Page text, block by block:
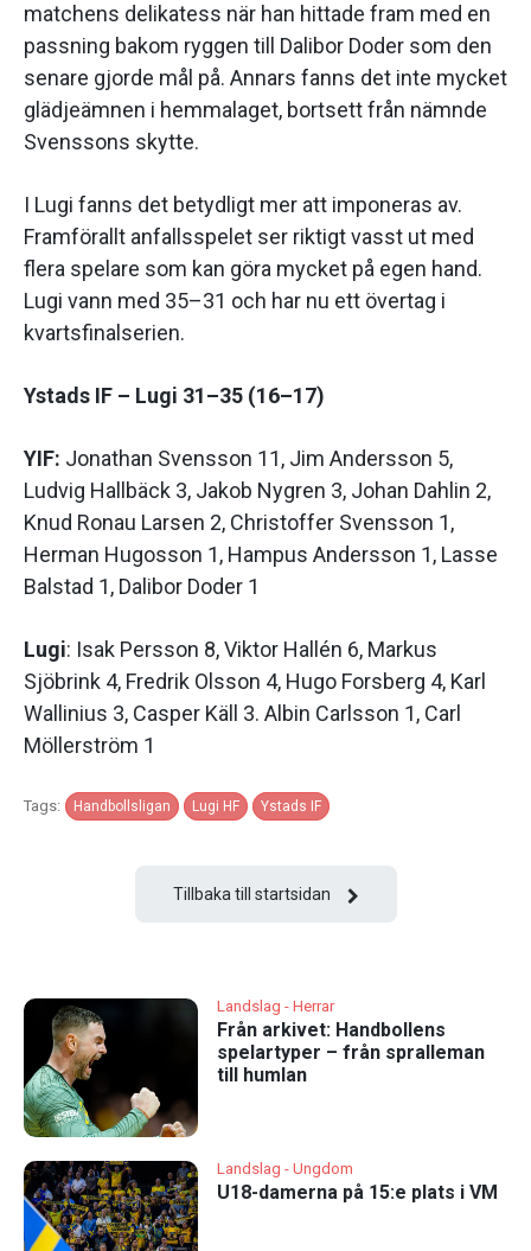
matchens delikatess när han hittade fram med en
passning bakom ryggen till Dalibor Doder som den
senare gjorde mål på. Annars fanns det inte mycket
glädjeämnen i hemmalaget, bortsett från nämnde
Svenssons skytte.
I Lugi fanns det betydligt mer att imponeras av.
Framförallt anfallsspelet ser riktigt vasst ut med
flera spelare som kan göra mycket på egen hand.
Lugi vann med 35–31 och har nu ett övertag i
kvartsfinalserien.
Ystads IF – Lugi 31–35 (16–17)
YIF: Jonathan Svensson 11, Jim Andersson 5,
Ludvig Hallbäck 3, Jakob Nygren 3, Johan Dahlin 2,
Knud Ronau Larsen 2, Christoffer Svensson 1,
Herman Hugosson 1, Hampus Andersson 1, Lasse
Balstad 1, Dalibor Doder 1
Lugi: Isak Persson 8, Viktor Hallén 6, Markus
Sjöbrink 4, Fredrik Olsson 4, Hugo Forsberg 4, Karl
Wallinius 3, Casper Käll 3. Albin Carlsson 1, Carl
Möllerström 1
Tags: Handbollsligan Lugi HF Ystads IF
Tillbaka till startsidan
Landslag - Herrar
Från arkivet: Handbollens
spelartyper – från spralleman
till humlan
Landslag - Ungdom
U18-damerna på 15:e plats i VM